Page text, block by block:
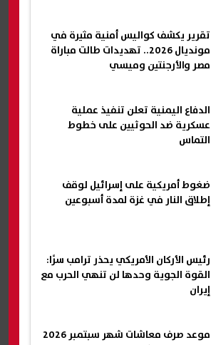
تقرير يكشف كواليس أمنية مثيرة في
مونديال 2026.. تهديدات طالت مباراة
مصر والأرجنتين وميسي
الدفاع اليمنية تعلن تنفيذ عملية
عسكرية ضد الحوثيين على خطوط
التماس
ضغوط أمريكية على إسرائيل لوقف
إطلاق النار في غزة لمدة أسبوعين
رئيس الأركان الأمريكي يحذر ترامب سرًا:
القوة الجوية وحدها لن تنهي الحرب مع
إيران
موعد صرف معاشات شهر سبتمبر 2026